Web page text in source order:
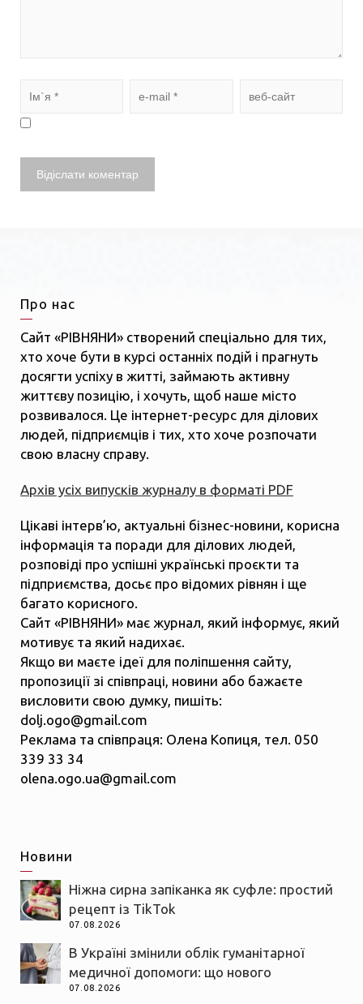
Про нас
Сайт «РІВНЯНИ» створений спеціально для тих,
хто хоче бути в курсі останніх подій і прагнуть
досягти успіху в житті, займають активну
життєву позицію, і хочуть, щоб наше місто
розвивалося. Це інтернет-ресурс для ділових
людей, підприємців і тих, хто хоче розпочати
свою власну справу.
Архів усіх випусків журналу в форматі PDF
Цікаві інтерв’ю, актуальні бізнес-новини, корисна
інформація та поради для ділових людей,
розповіді про успішні українські проєкти та
підприємства, досьє про відомих рівнян і ще
багато корисного.
Сайт «РІВНЯНИ» має журнал, який інформує, який
мотивує та який надихає.
Якщо ви маєте ідеї для поліпшення сайту,
пропозиції зі співпраці, новини або бажаєте
висловити свою думку, пишіть:
dolj.ogo@gmail.com
Реклама та співпраця: Олена Копиця, тел. 050
339 33 34
olena.ogo.ua@gmail.com
Новини
Ніжна сирна запіканка як суфле: простий
рецепт із TikTok
07.08.2026
В Україні змінили облік гуманітарної
медичної допомоги: що нового
07.08.2026